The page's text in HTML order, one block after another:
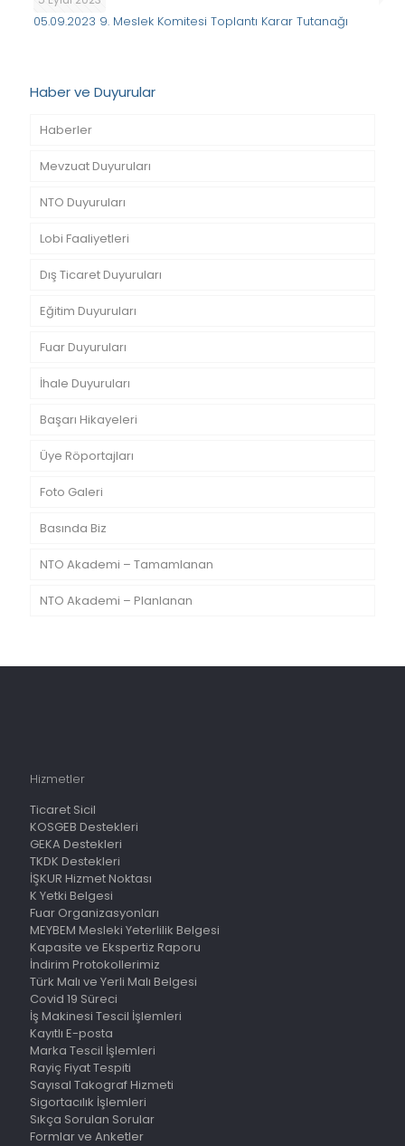
05.09.2023 9. Meslek Komitesi Toplantı Karar Tutanağı
Haber ve Duyurular
Haberler
Mevzuat Duyuruları
NTO Duyuruları
Lobi Faaliyetleri
Dış Ticaret Duyuruları
Eğitim Duyuruları
Fuar Duyuruları
İhale Duyuruları
Başarı Hikayeleri
Üye Röportajları
Foto Galeri
Basında Biz
NTO Akademi – Tamamlanan
NTO Akademi – Planlanan
Hizmetler
Ticaret Sicil
KOSGEB Destekleri
GEKA Destekleri
TKDK Destekleri
İŞKUR Hizmet Noktası
K Yetki Belgesi
Fuar Organizasyonları
MEYBEM Mesleki Yeterlilik Belgesi
Kapasite ve Ekspertiz Raporu
İndirim Protokollerimiz
Türk Malı ve Yerli Malı Belgesi
Covid 19 Süreci
İş Makinesi Tescil İşlemleri
Kayıtlı E-posta
Marka Tescil İşlemleri
Rayiç Fiyat Tespiti
Sayısal Takograf Hizmeti
Sigortacılık İşlemleri
Sıkça Sorulan Sorular
Formlar ve Anketler